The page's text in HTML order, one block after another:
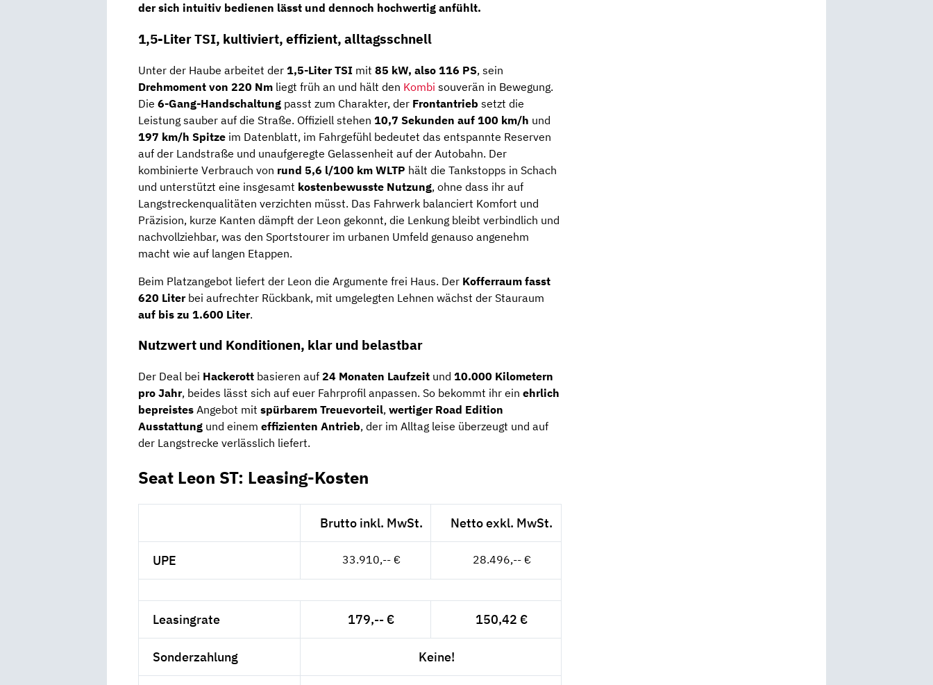
der sich intuitiv bedienen lässt und dennoch hochwertig anfühlt.
1,5-Liter TSI, kultiviert, effizient, alltagsschnell
Unter der Haube arbeitet der 1,5-Liter TSI mit 85 kW, also 116 PS, sein
Drehmoment von 220 Nm liegt früh an und hält den Kombi souverän in Bewegung.
Die 6-Gang-Handschaltung passt zum Charakter, der Frontantrieb setzt die
Leistung sauber auf die Straße. Offiziell stehen 10,7 Sekunden auf 100 km/h und
197 km/h Spitze im Datenblatt, im Fahrgefühl bedeutet das entspannte Reserven
auf der Landstraße und unaufgeregte Gelassenheit auf der Autobahn. Der
kombinierte Verbrauch von rund 5,6 l/100 km WLTP hält die Tankstopps in Schach
und unterstützt eine insgesamt kostenbewusste Nutzung, ohne dass ihr auf
Langstreckenqualitäten verzichten müsst. Das Fahrwerk balanciert Komfort und
Präzision, kurze Kanten dämpft der Leon gekonnt, die Lenkung bleibt verbindlich und
nachvollziehbar, was den Sportstourer im urbanen Umfeld genauso angenehm
macht wie auf langen Etappen.
Beim Platzangebot liefert der Leon die Argumente frei Haus. Der Kofferraum fasst
620 Literbei aufrechter Rückbank, mit umgelegten Lehnen wächst der Stauraum
auf bis zu 1.600 Liter.
Nutzwert und Konditionen, klar und belastbar
Der Deal bei Hackerott basieren auf 24 Monaten Laufzeit und 10.000 Kilometern
pro Jahr, beides lässt sich auf euer Fahrprofil anpassen. So bekommt ihr ein ehrlich
bepreistes Angebot mit spürbarem Treuevorteil, wertiger Road Edition
Ausstattung und einem effizienten Antrieb, der im Alltag leise überzeugt und auf
der Langstrecke verlässlich liefert.
Seat Leon ST: Leasing-Kosten
Brutto inkl. MwSt. Netto exkl. MwSt.
UPE 33.910,-- € 28.496,-- €
Leasingrate 179,-- € 150,42 €
Sonderzahlung Keine!